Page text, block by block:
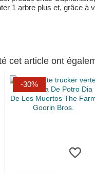
1 arbre plus et, grâce à
cet article ont
-30%